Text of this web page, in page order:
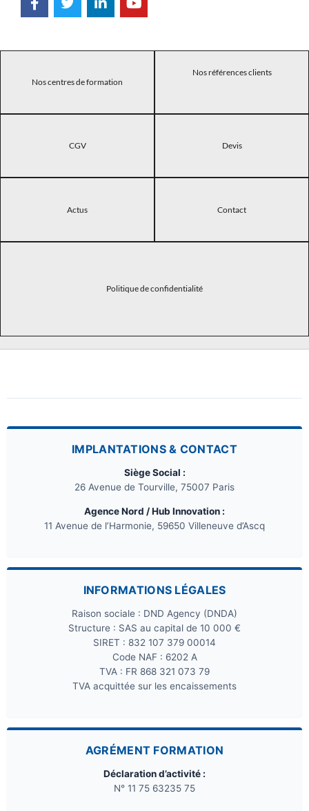
Nos centres de formation
Nos références clients
CGV Devis
Actus Contact
Politique de confidentialité
IMPLANTATIONS & CONTACT
Siège Social :
26 Avenue de Tourville, 75007 Paris
Agence Nord / Hub Innovation :
11 Avenue de l’Harmonie, 59650 Villeneuve d’Ascq
INFORMATIONS LÉGALES
Raison sociale : DND Agency (DNDA)
Structure : SAS au capital de 10 000 €
SIRET : 832 107 379 00014
Code NAF : 6202 A
TVA : FR 868 321 073 79
TVA acquittée sur les encaissements
AGRÉMENT FORMATION
Déclaration d’activité :
N° 11 75 63235 75